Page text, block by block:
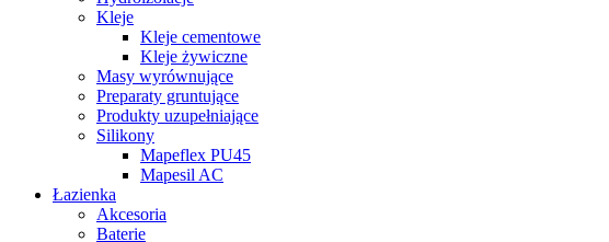
Kleje
Kleje cementowe
Kleje żywiczne
Masy wyrównujące
Preparaty gruntujące
Produkty uzupełniające
Silikony
Mapeflex PU45
Mapesil AC
Łazienka
Akcesoria
Baterie